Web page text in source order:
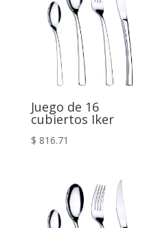
Juego de 16
cubiertos Iker
$ 816.71